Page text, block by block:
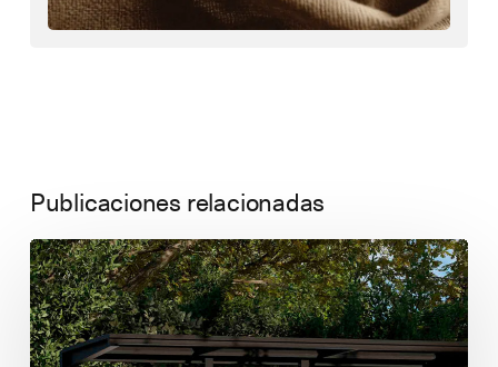
Publicaciones relacionadas